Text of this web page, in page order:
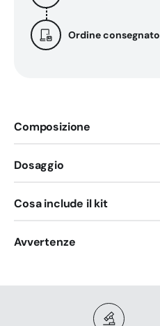
Ordine consegnato
Composizione
Dosaggio
Cosa include il kit
Avvertenze